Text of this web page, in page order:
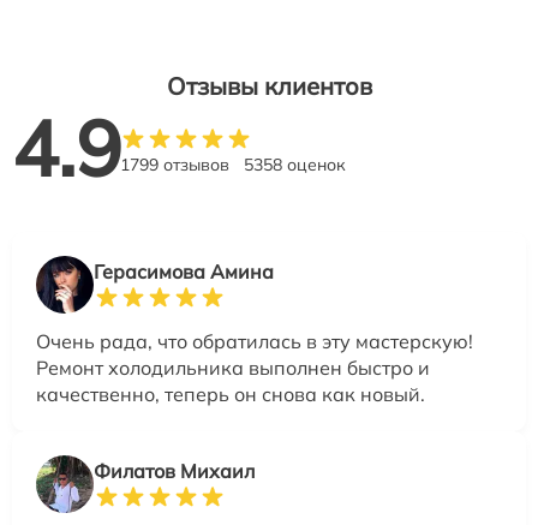
Отзывы клиентов
4.91799 отзывов 5358 оценок
Герасимова Амина
Очень рада, что обратилась в эту мастерскую!
Ремонт холодильника выполнен быстро и
качественно, теперь он снова как новый.
Филатов Михаил